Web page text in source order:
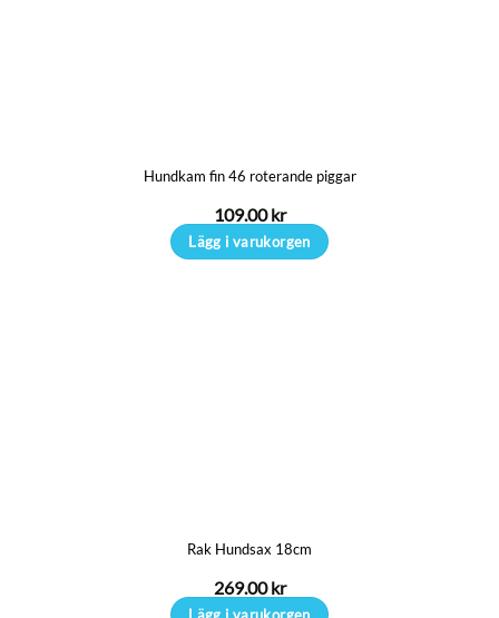
Hundkam fin 46 roterande piggar
109.00kr
Lägg i varukorgen
Rak Hundsax 18cm
269.00kr
Lägg i varukorgen